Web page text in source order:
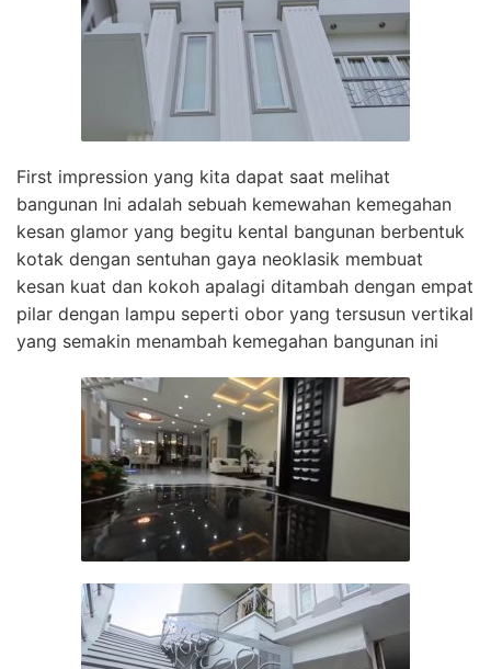
First impression yang kita dapat saat melihat
bangunan Ini adalah sebuah kemewahan kemegahan
kesan glamor yang begitu kental bangunan berbentuk
kotak dengan sentuhan gaya neoklasik membuat
kesan kuat dan kokoh apalagi ditambah dengan empat
pilar dengan lampu seperti obor yang tersusun vertikal
yang semakin menambah kemegahan bangunan ini